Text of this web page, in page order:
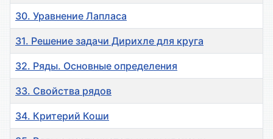
30. Уравнение Лапласа
31. Решение задачи Дирихле для круга
32. Ряды. Основные определения
33. Свойства рядов
34. Критерий Коши